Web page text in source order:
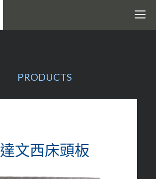
Toggle
PRODUCTS
達文西床頭板